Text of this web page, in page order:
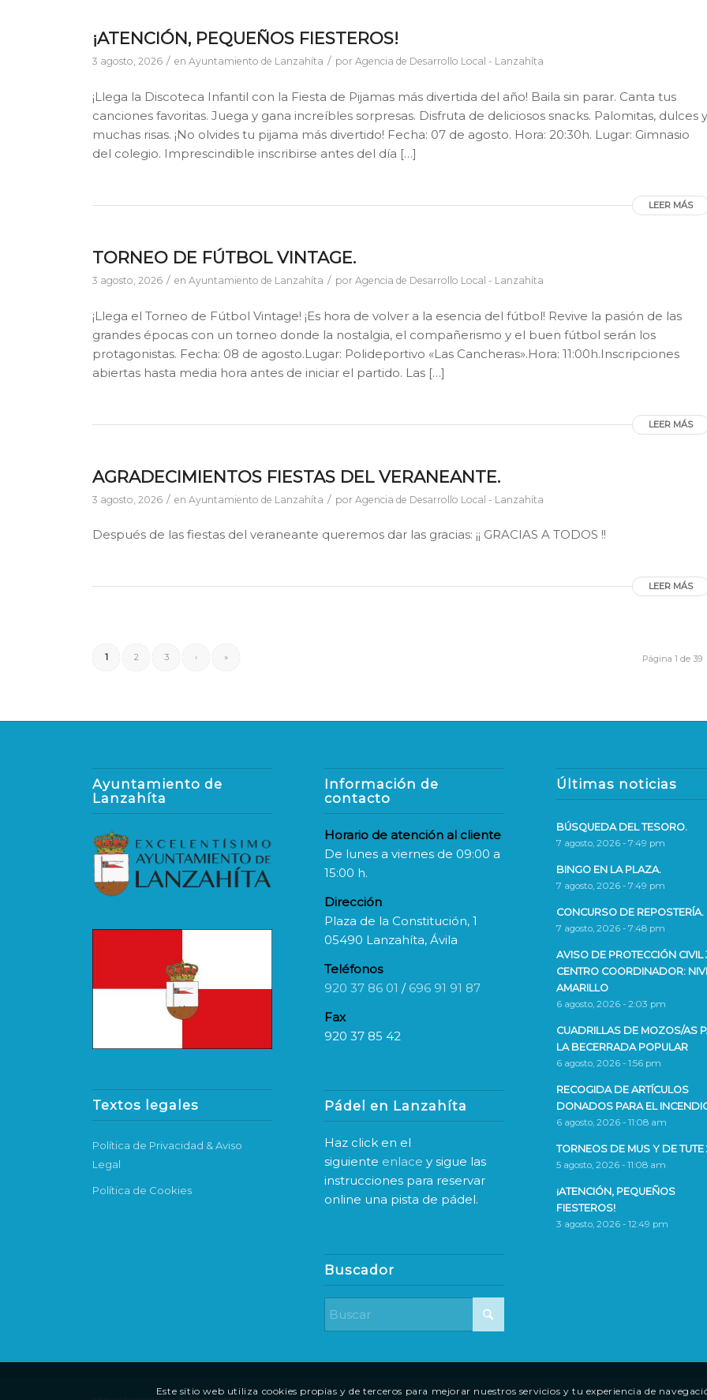
¡ATENCIÓN, PEQUEÑOS FIESTEROS!
3 agosto, 2026 / enAyuntamiento de Lanzahíta / porAgencia de Desarrollo Local - Lanzahíta
¡Llega la Discoteca Infantil con la Fiesta de Pijamas más divertida del año! Baila sin parar. Canta tus
canciones favoritas. Juega y gana increíbles sorpresas. Disfruta de deliciosos snacks. Palomitas, dulces
muchas risas. ¡No olvides tu pijama más divertido! Fecha: 07 de agosto. Hora: 20:30h. Lugar: Gimnasio
del colegio. Imprescindible inscribirse antes del día […]
LEER MÁS
TORNEO DE FÚTBOL VINTAGE.
3 agosto, 2026 / enAyuntamiento de Lanzahíta / porAgencia de Desarrollo Local - Lanzahíta
¡Llega el Torneo de Fútbol Vintage! ¡Es hora de volver a la esencia del fútbol! Revive la pasión de las
grandes épocas con un torneo donde la nostalgia, el compañerismo y el buen fútbol serán los
protagonistas. Fecha: 08 de agosto.Lugar: Polideportivo «Las Cancheras».Hora: 11:00h.Inscripciones
abiertas hasta media hora antes de iniciar el partido. Las […]
LEER MÁS
AGRADECIMIENTOS FIESTAS DEL VERANEANTE.
3 agosto, 2026 / enAyuntamiento de Lanzahíta / porAgencia de Desarrollo Local - Lanzahíta
Después de las fiestas del veraneante queremos dar las gracias: ¡¡ GRACIAS A TODOS !!
LEER MÁS
Página 1 de 39
1 2 3 › »
Ayuntamiento de
Lanzahíta
Textos legales
Política de Privacidad & Aviso
Legal
Política de Cookies
Información de
contacto
Horario de atención al cliente
De lunes a viernes de 09:00 a
15:00 h.
Dirección
Plaza de la Constitución, 1
05490 Lanzahíta, Ávila
Teléfonos
920 37 86 01 / 696 91 91 87
Fax
920 37 85 42
Pádel en Lanzahíta
Haz click en el
siguiente enlace y sigue las
instrucciones para reservar
online una pista de pádel.
Buscador
Últimas noticias
BÚSQUEDA DEL TESORO.
7 agosto, 2026 - 7:49 pm
BINGO EN LA PLAZA.
7 agosto, 2026 - 7:49 pm
CONCURSO DE REPOSTERÍA.
7 agosto, 2026 - 7:48 pm
AVISO DE PROTECCIÓN CIVIL
CENTRO COORDINADOR:
AMARILLO
6 agosto, 2026 - 2:03 pm
CUADRILLAS DE MOZOS/AS
LA BECERRADA POPULAR
6 agosto, 2026 - 1:56 pm
RECOGIDA DE ARTÍCULOS
DONADOS PARA EL
6 agosto, 2026 - 11:08 am
TORNEOS DE MUS Y DE
5 agosto, 2026 - 11:08 am
¡ATENCIÓN, PEQUEÑOS
FIESTEROS!
3 agosto, 2026 - 12:49 pm
Este sitio web utiliza cookies propias y de terceros para mejorar nuestros servicios y tu experiencia de